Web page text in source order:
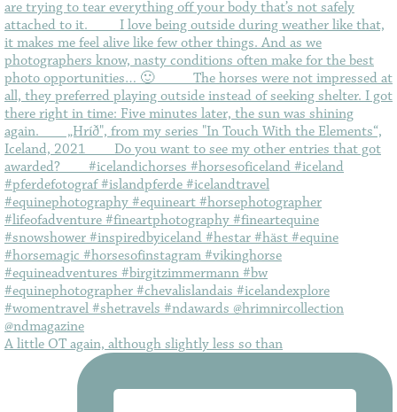
A little OT again, although slightly less so than